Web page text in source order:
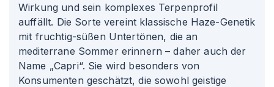
Wirkung und sein komplexes Terpenprofil
auffällt. Die Sorte vereint klassische Haze-Genetik
mit fruchtig-süßen Untertönen, die an
mediterrane Sommer erinnern – daher auch der
Name „Capri“. Sie wird besonders von
Konsumenten geschätzt, die sowohl geistige